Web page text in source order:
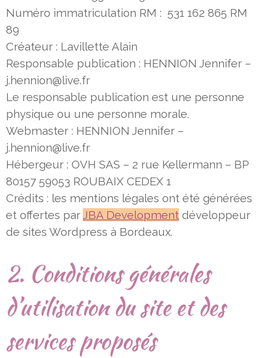
Numéro immatriculation RM : 531 162 865 RM
89
Créateur : Lavillette Alain
Responsable publication : HENNION Jennifer –
j.hennion@live.fr
Le responsable publication est une personne
physique ou une personne morale.
Webmaster : HENNION Jennifer –
j.hennion@live.fr
Hébergeur : OVH SAS – 2 rue Kellermann – BP
80157 59053 ROUBAIX CEDEX 1
Crédits : les mentions légales ont été générées
et offertes parJBA Development développeur
de sites Wordpress à Bordeaux.
2. Conditions générales
d’utilisation du site et des
services proposés